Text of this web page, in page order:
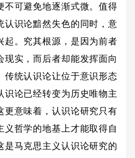
不可避免地逐渐式微。值得
认识论黯然失色的同时，意
起。究其根源，是因为前者
现实，而后者却能发挥面向
传统认识论让位于意识形态
识论已经转变为历史唯物主
更意味着，认识论研究只有
义哲学的地基上才能取得自
是马克思主义认识论研究的